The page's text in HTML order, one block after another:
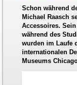
Schon während
Michael Raasch
Accessoires.
während des
wurden im Laufe
internationalen
Museums